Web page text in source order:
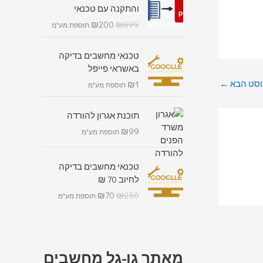
הבא ←
והתקנה עם טכנאי
₪899
₪200 תוספת מע"מ
טכנאי מחשבים בדיקה
באשראי פייפל
₪1 תוספת מע"מ
תוכנת אגרון להורדה
₪99 תוספת מע"מ
טכנאי מחשבים בדיקה
לחיוב 70 ₪
₪250
₪70 תוספת מע"מ
מאתר גו-גל מחשבים